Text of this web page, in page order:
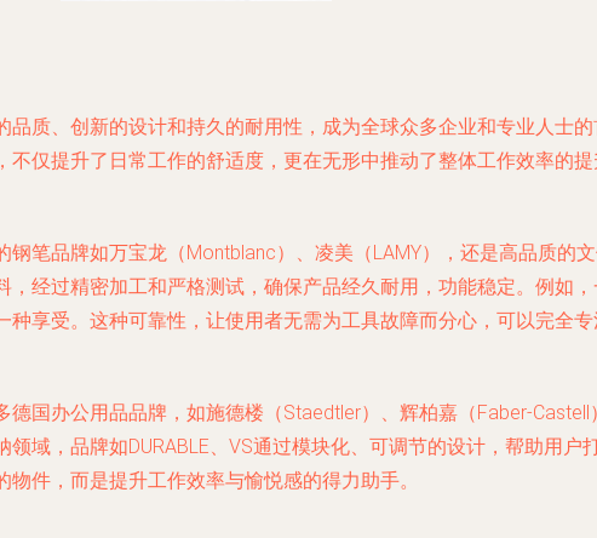
质、创新的设计和持久的耐用性，成为全球众多企业和专业人士
仅提升了日常工作的舒适度，更在无形中推动了整体工作效率的提
笔品牌如万宝龙（Montblanc）、凌美（LAMY），还是高品质的文
，经过精密加工和严格测试，确保产品经久耐用，功能稳定。例如
享受。这种可靠性，让使用者无需为工具故障而分心，可以完全专
国办公用品品牌，如施德楼（Staedtler）、辉柏嘉（Faber-
域，品牌如DURABLE、VS通过模块化、可调节的设计，帮助用户
件，而是提升工作效率与愉悦感的得力助手。